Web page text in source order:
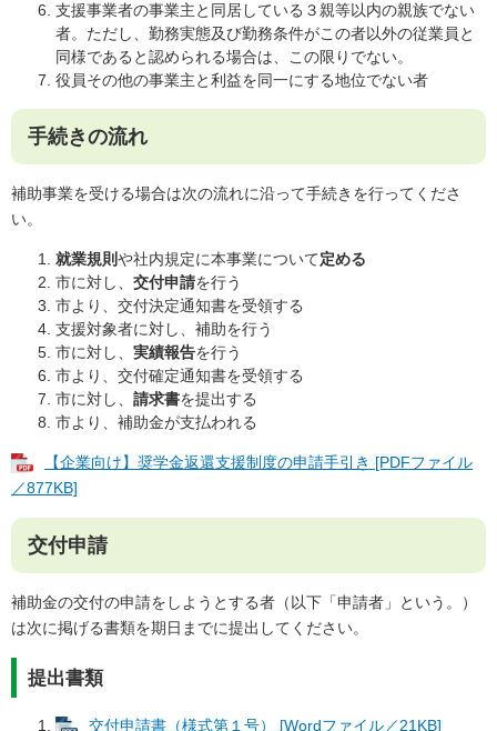
支援事業者の事業主と同居している３親等以内の親族でない
者。ただし、勤務実態及び勤務条件がこの者以外の従業員と
同様であると認められる場合は、この限りでない。
役員その他の事業主と利益を同一にする地位でない者
手続きの流れ
補助事業を受ける場合は次の流れに沿って手続きを行ってくださ
い。
就業規則や社内規定に本事業について定める
市に対し、 交付申請を行う
市より、交付決定通知書を受領する
支援対象者に対し、補助を行う
市に対し、 実績報告を行う
市より、交付確定通知書を受領する
市に対し、 請求書を提出する
市より、補助金が支払われる
【企業向け】奨学金返還支援制度の申請手引き [PDFファイル
／877KB]
交付申請
補助金の交付の申請をしようとする者（以下「申請者」という。）
は次に掲げる書類を期日までに提出してください。
提出書類
交付申請書（様式第１号） [Wordファイル／21KB]